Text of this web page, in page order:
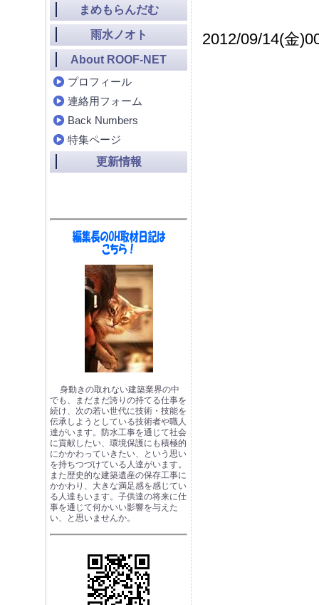
2012/09/14(金
まめもらんだむ
雨水ノオト
About ROOF-NET
プロフィール
連絡用フォーム
Back Numbers
特集ページ
更新情報
身動きの取れない建築業界の中
でも、まだまだ誇りの持てる仕事を
続け、次の若い世代に技術・技能を
伝承しようとしている技術者や職人
達がいます。防水工事を通じて社会
に貢献したい、環境保護にも積極的
にかかわっていきたい、という思い
を持ちつづけている人達がいます。
また歴史的な建築遺産の保存工事に
かかわり、大きな満足感を感じてい
る人達もいます。子供達の将来に仕
事を通じて何かいい影響を与えた
い、と思いませんか。